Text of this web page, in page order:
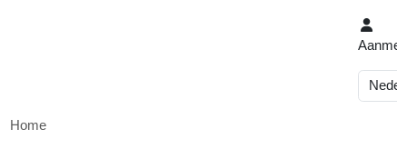
Home